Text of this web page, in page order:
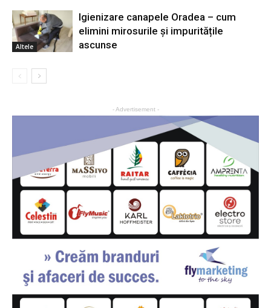
Altele
Igienizare canapele Oradea – cum
elimini mirosurile și impuritățile
ascunse
- Advertisement -